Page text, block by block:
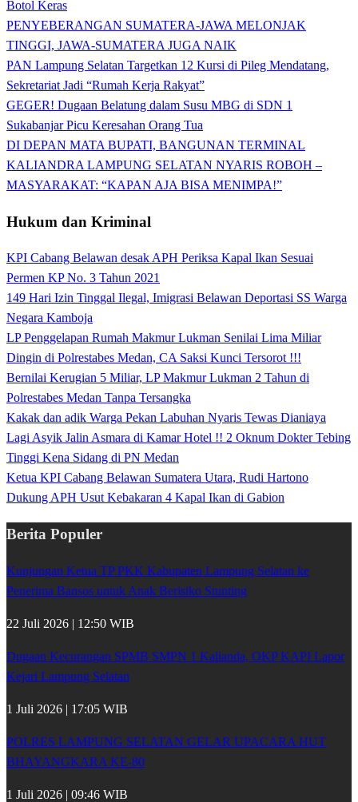
Botol Keras
PENYEBERANGAN SUMATERA-JAWA MELONJAK
TINGGI, JAWA-SUMATERA JUGA NAIK
PAN Lampung Selatan Targetkan 12 Kursi di Pileg Mendatang,
Sekretariat Jadi “Rumah Kerja Rakyat”
GEGER! Dugaan Belatung dalam Susu MBG di SDN 1
Sukabanjar Picu Keresahan Orang Tua
DI DEPAN MATA BUPATI, BANGUNAN TERMINAL
KALIANDRA LAMPUNG SELATAN NYARIS ROBOH –
MASYARAKAT: “KAPAN AJA BISA MENIMPA!”
Hukum dan Kriminal
KPI Cabang Belawan desak APH Periksa Kapal Ikan Sesuai
Permen KP No. 3 Tahun 2021
149 Hari Izin Tinggal Ilegal, Imigrasi Belawan Deportasi SS Warga
Negara Kamboja
LP Penggelapan Rumah Makmur Lukman Senilai Lima Miliar
Dingin di Polrestabes Medan, CA Saksi Kunci Tersorot !!!
Bernilai Kerugian 5 Miliar, LP Makmur Lukman 2 Tahun di
Polrestabes Medan Tanpa Tersangka
Kakak dan adik Warga Pekan Labuhan Nyaris Tewas Dianiaya
Lagi Asyik Jalin Asmara di Kamar Hotel !! 2 Oknum Dokter Tebing
Tinggi Kena Sidang di PN Medan
Ketua KPI Cabang Belawan Sumatera Utara, Rudi Hartono
Dukung APH Usut Kebakaran 4 Kapal Ikan di Gabion
Berita Populer
Kunjungan Ketua TP PKK Kabupaten Lampung Selatan ke
Penerima Bansos untuk Anak Berisiko Stunting
22 Juli 2026 | 12:50 WIB
Dugaan Kecurangan SPMB SMPN 1 Kalianda, OKP KAPI Lapor
Kejari Lampung Selatan
1 Juli 2026 | 17:05 WIB
POLRES LAMPUNG SELATAN GELAR UPACARA HUT
BHAYANGKARA KE-80
1 Juli 2026 | 09:46 WIB